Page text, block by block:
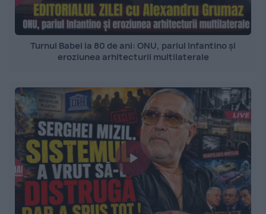
Turnul Babel la 80 de ani: ONU, pariul Infantino și
eroziunea arhitecturii multilaterale